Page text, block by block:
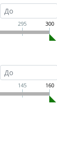
295 300
145 160